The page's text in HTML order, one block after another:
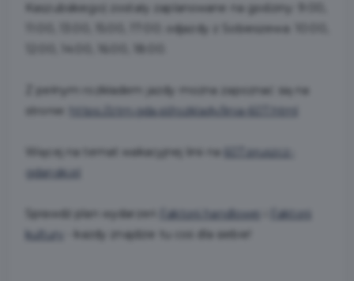
Kaszubskiego) zostały zaplanowane na godziny: 9:00,
11:00, 13:00, 15:00, 17:00; odjazdy z Sobieszewa: 10:00,
Z pełnym rozkładem jazdy można zapoznać się na
stronie:
https://ztm.gda.pl/rozklady/linia-607.html
Więcej na temat wakacyjnej linii na
607.pruszcz-
gdanski.pl
Sprawdź plan wydarzeń Faktorii handlowej
Faktorii
kultury
- każdy znajdzie tu coś dla siebie!